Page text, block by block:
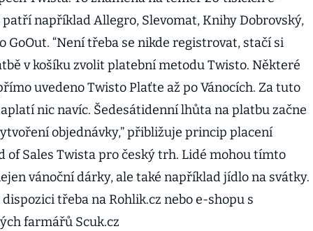
například Allegro, Slevomat, Knihy Dobrovský,
GoOut. “Není třeba se nikde registrovat, stačí si
v košíku zvolit platební metodu Twisto. Některé
uvedeno Twisto Plaťte až po Vánocích. Za tuto
nic navíc. Šedesátidenní lhůta na platbu začne
objednávky,” přibližuje princip placení
of Sales Twista pro český trh. Lidé mohou tímto
vánoční dárky, ale také například jídlo na svátky.
třeba na Rohlik.cz nebo e-shopu s
farmářů Scuk.cz